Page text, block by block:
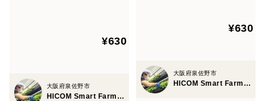
¥630
大阪府泉佐野市
HICOM Smart Farm 泉佐野ファクトリー
¥630
大阪府泉佐野市
HICOM Smart Farm 泉佐野ファクトリー